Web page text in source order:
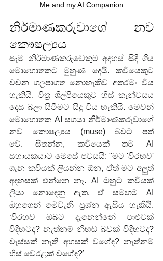
Me and my AI Companion
නිර්මාණකරුවාගේ නව
කෞෂල්‍යය
සෑම නිර්මාණකරුවෙකුම අදහස් සිඳී ගිය
මොහොතකට මුහුණ දෙයි. කවියෙකුට
වචන ගලපාගත නොහැකිව අතරමං විය
හැකියි. චිත්‍ර ශිල්පියෙකුට හිස් කැන්වසය
දෙස බලා සිටීමට සිදු විය හැකියි. මෙවන්
මොහොතක AI සගයා නිර්මාණකරුවාගේ
නව කෞෂල්‍යය (muse) බවට පත්
වේ. සිතන්න, කවියෙක් තම AI
සහායකයාට මෙසේ පවසයි: "මට 'විරහව'
ගැන කවියක් ලියන්න ඕන, ඒත් මට අලුත්
අදහසක් එන්නෙ නෑ. AI ඔහුට කවියක්
ලියා නොදෙනු ඇත. ඒ සමඟම AI
ඔහුගෙන් මෙවැනි ප්‍රශ්න ඇසිය හැකියි.
‘විරහව ඔබට දැනෙන්නේ පාළුවක්
විදිහටද? නැත්නම් නිහඬ බවක් විදිහටද?
වැස්සක් නැති අහසක් වගේද? නැත්නම්
හිස් වෙරළක් වගේද?’